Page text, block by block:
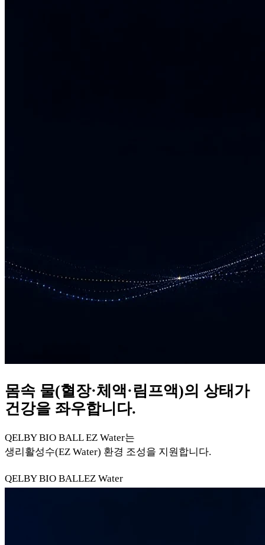
몸속 물(혈장·체액·림프액)의 상태가
건강을 좌우합니다.
QELBY BIO BALL EZ Water는
생리활성수(EZ Water) 환경 조성을 지원합니다.
QELBY BIO BALLEZ Water